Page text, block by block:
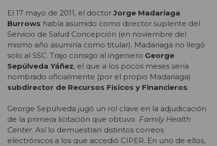
El 17 mayo de 2011, el doctorJorge Madariaga
Burrows había asumido como director suplente del
Servicio de Salud Concepción (en noviembre del
mismo año asumiría como titular). Madariaga no llegó
solo al SSC. Trajo consigo al ingeniero George
Sepúlveda Yáñez, el que a los pocos meses sería
nombrado oficialmente (por el propio Madariaga)
subdirector de Recursos Físicos y Financieros.
George Sepúlveda jugó un rol clave en la adjudicación
de la primera licitación que obtuvo Family Health
Center. Así lo demuestran distintos correos
electrónicos a los que accedió CIPER. En uno de ellos,